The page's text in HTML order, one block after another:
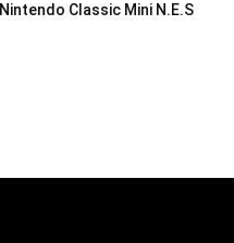
Nintendo Classic Mini N.E.S